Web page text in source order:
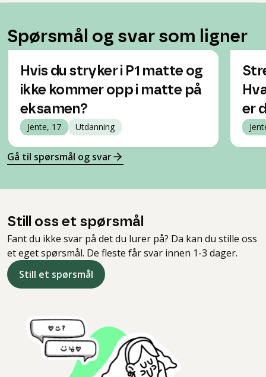
Spørsmål og svar som ligner
Hvis du stryker i P1 matte og
ikke kommer opp i matte på
eksamen?
Jente, 17 Utdanning
er
Gå til spørsmål og svar
Still oss et spørsmål
Fant du ikke svar på det du lurer på? Da kan du stille oss
et eget spørsmål. De fleste får svar innen 1-3 dager.
Still et spørsmål